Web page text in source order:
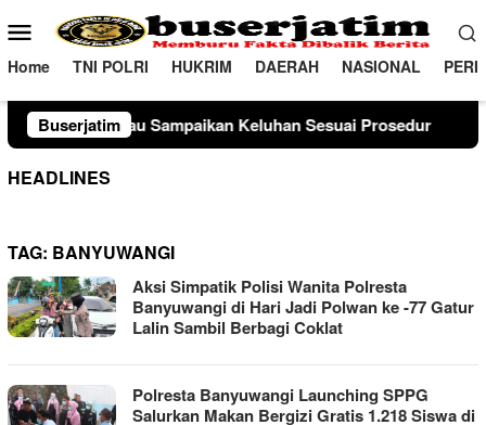
ke
konten
Menu
Mobile
Home TNI POLRI HUKRIM DAERAH NASIONAL
Buserjatim
Sampaikan Keluhan Sesuai Prosedur Sambangi
HEADLINES
TAG: BANYUWANGI
Aksi Simpatik Polisi Wanita Polresta
Banyuwangi di Hari Jadi Polwan ke -77 Gatur
Lalin Sambil Berbagi Coklat
Polresta Banyuwangi Launching SPPG
Salurkan Makan Bergizi Gratis 1.218 Siswa di